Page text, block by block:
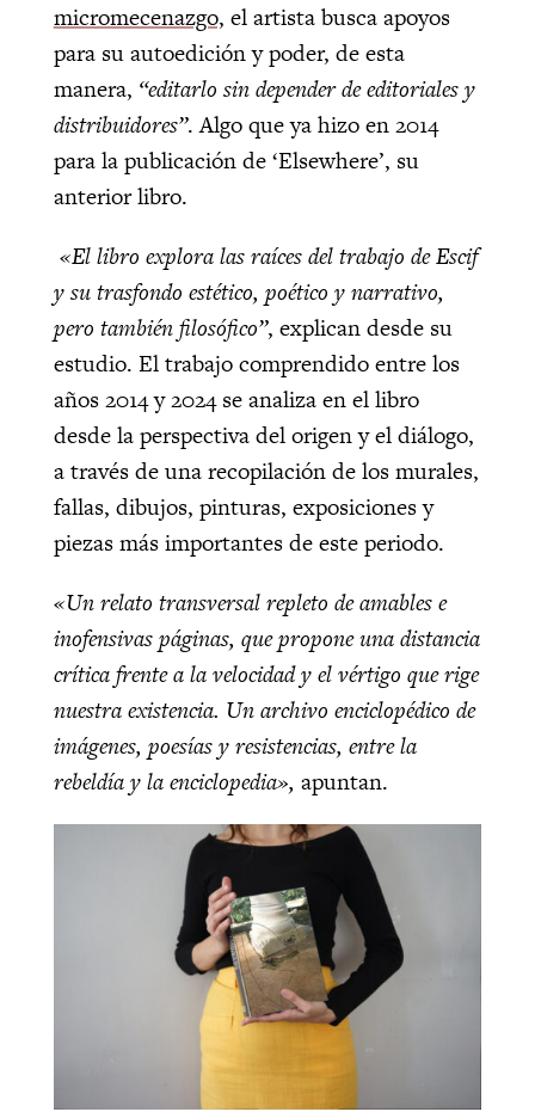
micromecenazgo, el artista busca apoyos
para su autoedición y poder, de esta
manera, “editarlo sin depender de editoriales y
distribuidores”. Algo que ya hizo en 2014
para la publicación de ‘Elsewhere’, su
anterior libro.
«El libro explora las raíces del trabajo de Escif
y su trasfondo estético, poético y narrativo,
pero también filosófico”, explican desde su
estudio. El trabajo comprendido entre los
años 2014 y 2024 se analiza en el libro
desde la perspectiva del origen y el diálogo,
a través de una recopilación de los murales,
fallas, dibujos, pinturas, exposiciones y
piezas más importantes de este periodo.
«Un relato transversal repleto de amables e
inofensivas páginas, que propone una distancia
crítica frente a la velocidad y el vértigo que rige
nuestra existencia. Un archivo enciclopédico de
imágenes, poesías y resistencias, entre la
rebeldía y la enciclopedia», apuntan.